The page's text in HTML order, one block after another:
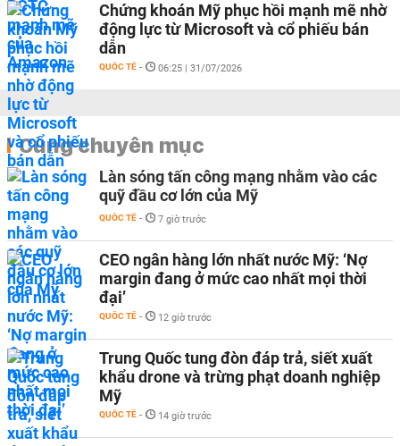
Chứng khoán Mỹ phục hồi mạnh mẽ nhờ
động lực từ Microsoft và cổ phiếu bán
dẫn
QUỐC TẾ - 06:25 | 31/07/2026
Cùng chuyên mục
Làn sóng tấn công mạng nhằm vào các
quỹ đầu cơ lớn của Mỹ
QUỐC TẾ - 7 giờ trước
CEO ngân hàng lớn nhất nước Mỹ: ‘Nợ
margin đang ở mức cao nhất mọi thời
đại’
QUỐC TẾ - 12 giờ trước
Trung Quốc tung đòn đáp trả, siết xuất
khẩu drone và trừng phạt doanh nghiệp
Mỹ
QUỐC TẾ - 14 giờ trước